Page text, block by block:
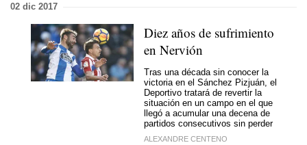
02 dic 2017
Diez años de sufrimiento
en Nervión
Tras una década sin conocer la
victoria en el Sánchez Pizjuán, el
Deportivo tratará de revertir la
situación en un campo en el que
llegó a acumular una decena de
partidos consecutivos sin perder
ALEXANDRE CENTENO